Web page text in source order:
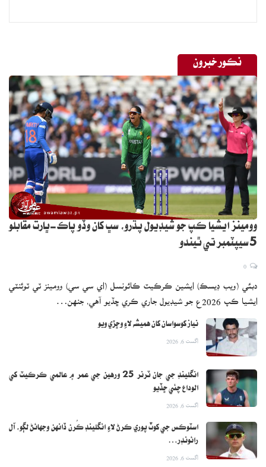
نڪور خبرون
وومينز ايشيا ڪپ جو شيڊيول پڌرو، سڀ کان وڏو پاڪ-ڀارت مقابلو
5 سيپٽمبر تي ٿيندو
دبئي (ويب ڊيسڪ) ايشين ڪرڪيٽ ڪائونسل (اي سي سي) وومينز ٽي ٽوئنٽي
ايشيا ڪپ 2026ع جو شيڊيول جاري ڪري ڇڏيو آهي، جنهن…
نياز کوسواسان کان هميشه لاءِ وڇڙي ويو
اگست 6, 2026
انگلينڊ جي جان ٽرنر 25 ورهين جي عمر ۾ عالمي ڪرڪيٽ کي
الوداع چئي ڇڏيو
اگست 6, 2026
اسٽوڪس جي کوٽ پوري ڪرڻ لاءِ انگلينڊ ڪُرن ڏانهن وجهائڻ لڳو، آل
رائونڊر…
اگست 6, 2026